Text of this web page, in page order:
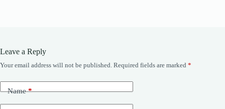
Leave a Reply
Your email address will not be published. Required fields are marked *
Name*